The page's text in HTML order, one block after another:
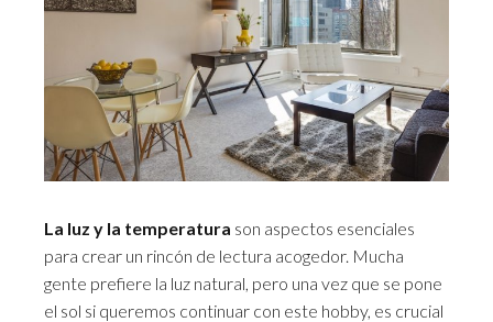
La luz y la temperatura son aspectos esenciales
para crear un rincón de lectura acogedor. Mucha
gente prefiere la luz natural, pero una vez que se pone
el sol si queremos continuar con este hobby, es crucial